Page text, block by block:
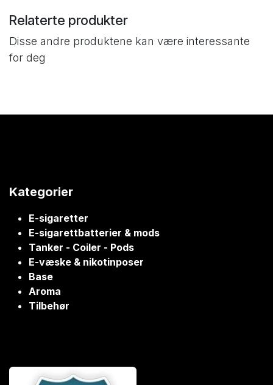
Relaterte produkter
Disse andre produktene kan være interessante
for deg
Kategorier
E-sigaretter
E-sigarettbatterier & mods
Tanker - Coiler - Pods
E-væske & nikotinposer
Base
Aroma
Tilbehør